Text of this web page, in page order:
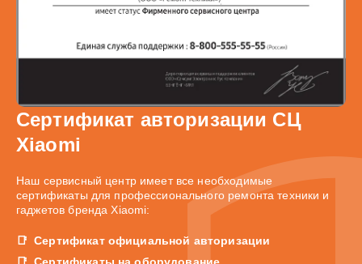
Сертификат авторизации СЦ
Xiaomi
Наш сервисный центр имеет все необходимые
сертификаты для профессионального ремонта техники и
гаджетов бренда Xiaomi:
Сертификат официальной авторизации
Сертификаты на оборудование